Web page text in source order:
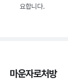
요합니다.
마운자로처방